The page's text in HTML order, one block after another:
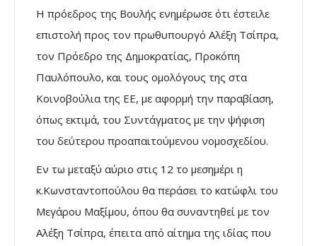
Η πρόεδρος της Βουλής ενημέρωσε ότι έστειλε
επιστολή προς τον πρωθυπουργό Αλέξη Τσίπρα,
τον Πρόεδρο της Δημοκρατίας, Προκόπη
Παυλόπουλο, και τους ομολόγους της στα
Κοινοβούλια της ΕΕ, με αφορμή την παραβίαση,
όπως εκτιμά, του Συντάγματος με την ψήφιση
του δεύτερου προαπαιτούμενου νομοσχεδίου.
Εν τω μεταξύ αύριο στις 12 το μεσημέρι η
κ.Κωνσταντοπούλου θα περάσει το κατώφλι του
Μεγάρου Μαξίμου, όπου θα συναντηθεί με τον
Αλέξη Τσίπρα, έπειτα από αίτημα της ιδίας που